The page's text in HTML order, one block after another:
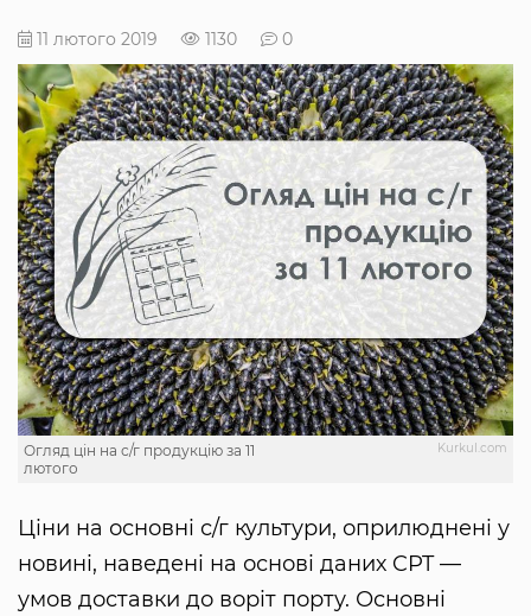
11 лютого 2019 1130 0
Kurkul.com
Огляд цін на с/г продукцію за 11
лютого
Ціни на основні с/г культури, оприлюднені у
новині, наведені на основі даних CPT —
умов доставки до воріт порту. Основні